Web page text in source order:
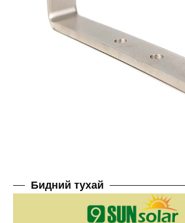
Бидний тухай